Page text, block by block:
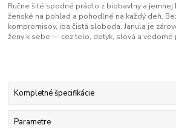
Ručne šité spodné prádlo z biobavlny a jemnej
ženské na pohľad a pohodlné na každý deň.
kompromisov, iba čistá sloboda. Janula je
ženy k sebe — cez telo, dotyk, slová a vedomé
Kompletné špecifikácie
Parametre